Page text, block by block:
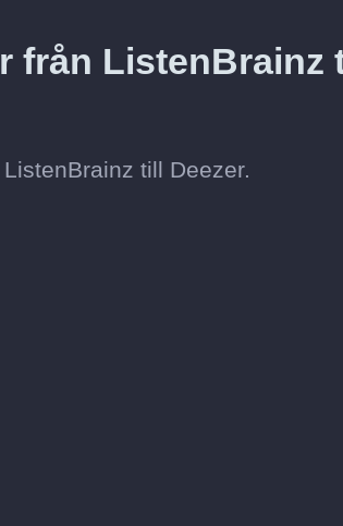
från ListenBrainz
till Deezer.